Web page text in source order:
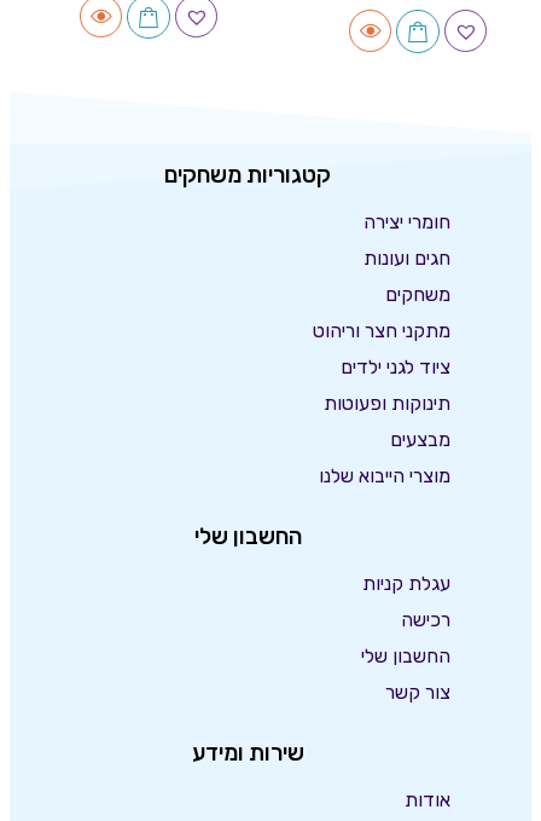
קטגוריות משחקים
חומרי יצירה
חגים ועונות
משחקים
מתקני חצר וריהוט
ציוד לגני ילדים
תינוקות ופעוטות
מבצעים
מוצרי הייבוא שלנו
החשבון שלי
עגלת קניות
רכישה
החשבון שלי
צור קשר
שירות ומידע
אודות